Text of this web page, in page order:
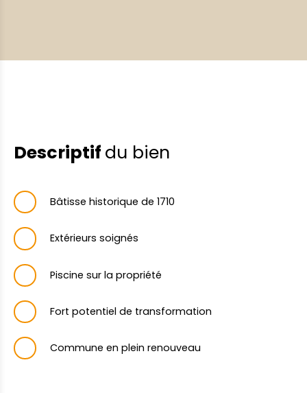
Descriptif du bien
Bâtisse historique de 1710
Extérieurs soignés
Piscine sur la propriété
Fort potentiel de transformation
Commune en plein renouveau